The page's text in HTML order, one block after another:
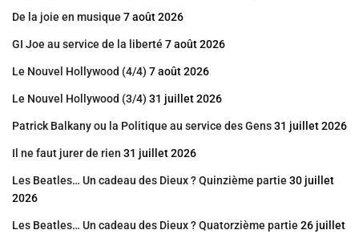
De la joie en musique 7 août 2026
GI Joe au service de la liberté 7 août 2026
Le Nouvel Hollywood (4/4) 7 août 2026
Le Nouvel Hollywood (3/4) 31 juillet 2026
Patrick Balkany ou la Politique au service des Gens31 juillet 2026
Il ne faut jurer de rien 31 juillet 2026
Les Beatles… Un cadeau des Dieux ? Quinzième partie 30 juillet
2026
Les Beatles… Un cadeau des Dieux ? Quatorzième partie 26 juillet